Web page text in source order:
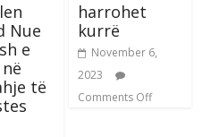
Nue
e
të
harrohet
kurrë
November 6,
2023
Comments Off